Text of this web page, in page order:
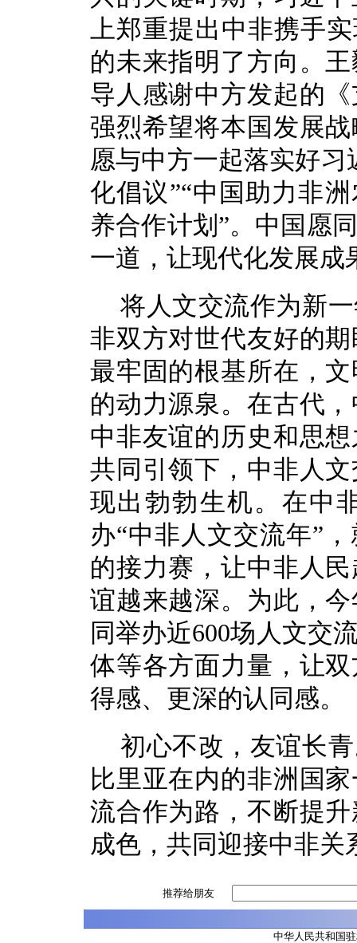
上郑重提出中非携手
的未来指明了方向。
导人感谢中方发起的
强烈希望将本国发展
愿与中方一起落实好
化倡议”“中国助力非
养合作计划”。中国愿
一道，让现代化发展成
将人文交流作为新
非双方对世代友好的
最牢固的根基所在，
的动力源泉。在古代
中非友谊的历史和思
共同引领下，中非人
现出勃勃生机。在中
办“中非人文交流年”
的接力赛，让中非人
谊越来越深。为此，
同举办近600场人文交
体等各方面力量，让
得感、更深的认同感。
初心不改，友谊长
比里亚在内的非洲国
流合作为路，不断提
成色，共同迎接中非关
推荐给朋友
中华人民共和国